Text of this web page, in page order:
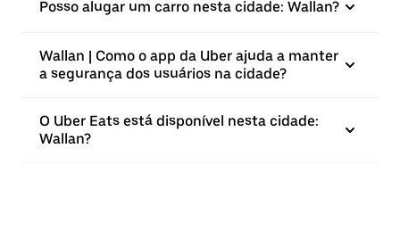
Posso alugar um carro nesta cidade: Wallan?
Wallan | Como o app da Uber ajuda a manter
a segurança dos usuários na cidade?
O Uber Eats está disponível nesta cidade:
Wallan?